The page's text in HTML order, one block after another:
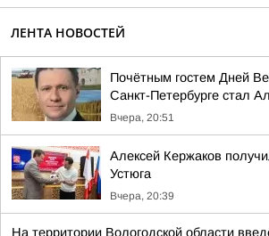
ЛЕНТА НОВОСТЕЙ
Почётным гостем Дней
Санкт-Петербурге стал
Вчера, 20:51
Алексей Кержаков
Устюга
Вчера, 20:39
На территории Вологодской области